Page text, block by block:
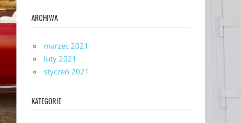
ARCHIWA
marzec 2021
luty 2021
styczeń 2021
KATEGORIE